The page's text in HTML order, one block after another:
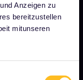
Anzeigen zu
bereitzustellen
mitunseren